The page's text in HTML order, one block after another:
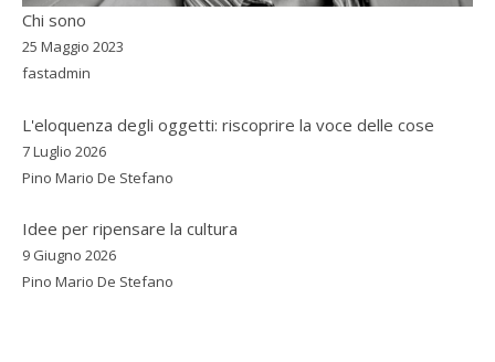
Chi sono
25 Maggio 2023
fastadmin
L'eloquenza degli oggetti: riscoprire la voce delle cose
7 Luglio 2026
Pino Mario De Stefano
Idee per ripensare la cultura
9 Giugno 2026
Pino Mario De Stefano